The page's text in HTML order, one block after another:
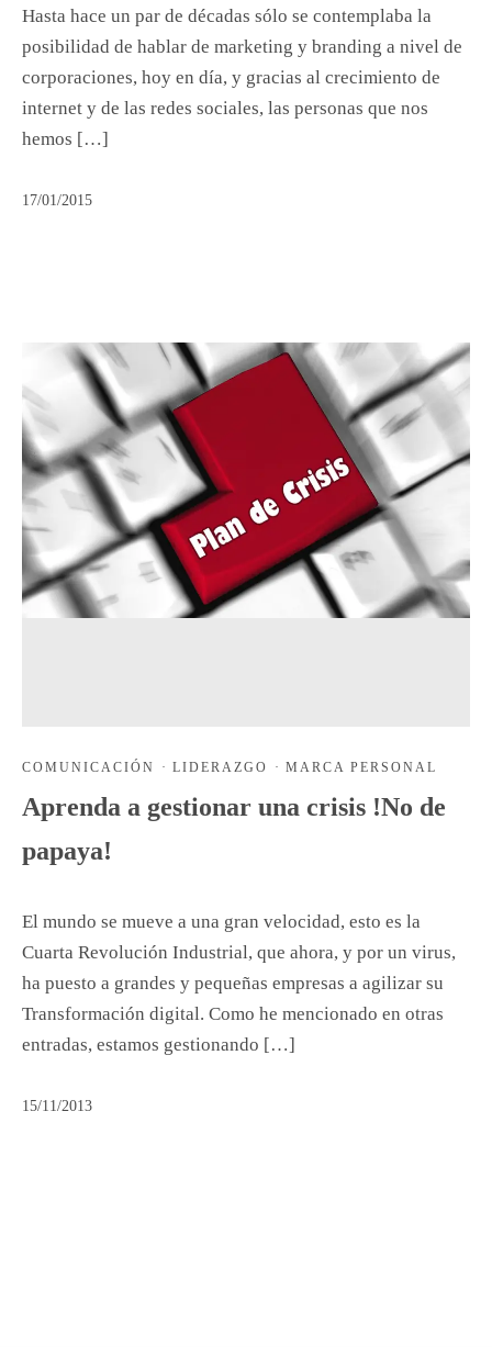
Hasta hace un par de décadas sólo se contemplaba la
posibilidad de hablar de marketing y branding a nivel de
corporaciones, hoy en día, y gracias al crecimiento de
internet y de las redes sociales, las personas que nos
hemos […]
17/01/2015
COMUNICACIÓN · LIDERAZGO · MARCA PERSONAL
Aprenda a gestionar una crisis !No de
papaya!
El mundo se mueve a una gran velocidad, esto es la
Cuarta Revolución Industrial, que ahora, y por un virus,
ha puesto a grandes y pequeñas empresas a agilizar su
Transformación digital. Como he mencionado en otras
entradas, estamos gestionando […]
15/11/2013